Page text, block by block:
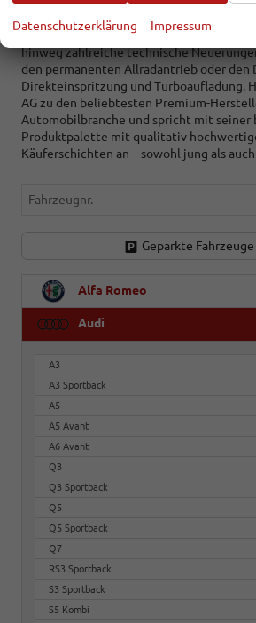
AG umbenannt wurde. Audi verkörpert
„Vorsprung durch Technik“ perfekt und
hinweg zahlreiche technische
den permanenten Allradantrieb oder den
Direkteinspritzung und Turboaufladung.
AG zu den beliebtesten Premium-
Automobilbranche und spricht mit seiner
Produktpalette mit qualitativ
Käuferschichten an – sowohl jung als
Fahrzeugnr.
Geparkte Fahrzeuge
Alfa Romeo
Audi
A3
A3 Sportback
A5
A5 Avant
A6 Avant
Q3
Q3 Sportback
Q5
Q5 Sportback
Q7
RS3 Sportback
S3 Sportback
S5 Kombi
Datenschutzerklärung Impressum